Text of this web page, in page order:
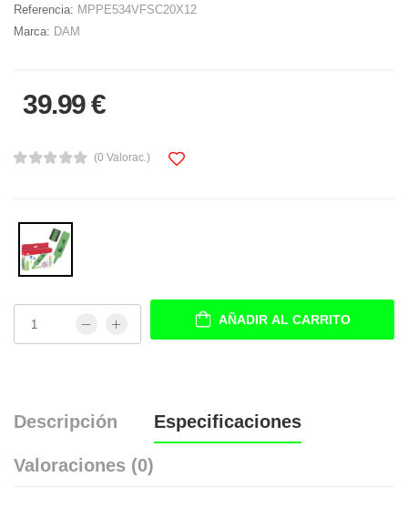
Referencia: MPPE534VFSC20X12
Marca: DAM
39.99 €
(0 Valorac.)
AÑADIR AL CARRITO
Descripción Especificaciones
Valoraciones (0)